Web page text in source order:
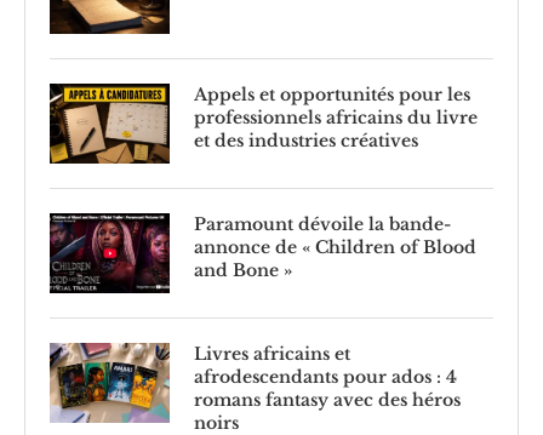
Appels et opportunités pour les
professionnels africains du livre
et des industries créatives
Paramount dévoile la bande-
annonce de « Children of Blood
and Bone »
Livres africains et
afrodescendants pour ados : 4
romans fantasy avec des héros
noirs